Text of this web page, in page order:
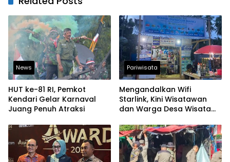
News
HUT ke-81 RI, Pemkot
Kendari Gelar Karnaval
Juang Penuh Atraksi
Pariwisata
Mengandalkan Wifi
Starlink, Kini Wisatawan
dan Warga Desa Wisata
Mengakses Transaksi
Digital